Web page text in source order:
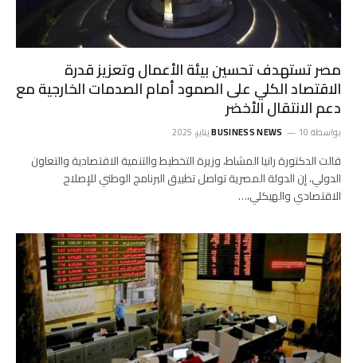
مصر تستهدف تحسين بيئة الأعمال وتعزيز قدرة
الاقتصاد الكلي على الصمود أمام الصدمات الخارجية مع
دعم الانتقال الأخضر
بواسطة BUSINESS NEWS 10 يناير، 2025
قالت الدكتورة رانيا المشاط، وزيرة التخطيط والتنمية الاقتصادية والتعاون
الدولي، إن الدولة المصرية تواصل تطبيق البرنامج الوطني للإصلاح
الاقتصادي والهيكلي،…